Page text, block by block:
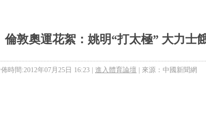
倫敦奧運花絮：姚明“打太極” 大力士
時間:2012年07月25日 16:23 | 進入體育論壇 | 來源：中國新聞網